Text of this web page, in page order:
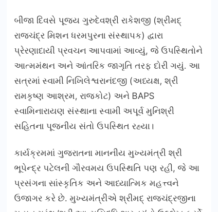
બીજા દિવસે પૂજ્ય ગુરુદેવશ્રી રાકેશજી (શ્રીમદ્
રાજચંદ્ર મિશન ધરમપુરના સંસ્થાપક) દ્વારા
પ્રેરણાદાયી પ્રવચન આપવામાં આવ્યું, જે ઉપસ્થિતોને
આત્મમંથન અને આંતરિક જાગૃતિ તરફ દોરી ગયું. આ
સત્રમાં સ્વામી નિખિલેશ્વરાનંદજી (અધ્યક્ષ, શ્રી
રામકૃષ્ણ આશ્રમ, રાજકોટ) અને BAPS
સ્વામિનારાયણ સંસ્થાના સ્વામી અપૂર્વ મુનિશ્રી
સહિતના પૂજનીય સંતો ઉપસ્થિત રહ્યા।
કાર્યક્રમમાં ગુજરાતના માનનીય મુખ્યમંત્રી શ્રી
ભૂપેન્દ્ર પટેલની ગૌરવમય ઉપસ્થિતિ પણ રહી, જે આ
પ્રસંગના સાંસ્કૃતિક અને આધ્યાત્મિક મહત્ત્વને
ઉજાગર કરે છે. મુખ્યમંત્રીએ શ્રીમદ્ રાજચંદ્રજીના